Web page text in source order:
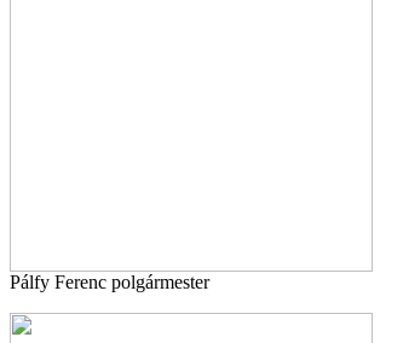
Pálfy Ferenc polgármester